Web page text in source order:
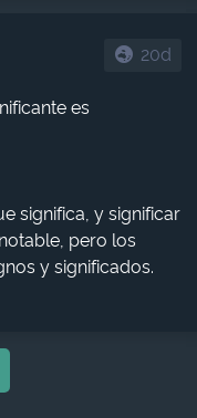
20d
es
significa, y significar
pero los
y significados.